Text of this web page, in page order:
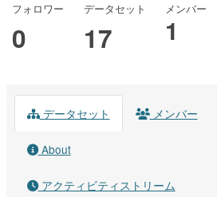
フォロワー
0
データセット
17
メンバー
1
データセット メンバー
About
アクティビティストリーム